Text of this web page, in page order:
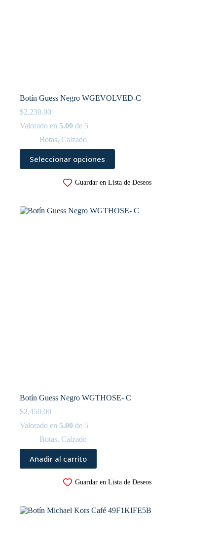
Botín Guess Negro WGEVOLVED-C
$2,230.00
Valorado en 5.00 de 5
Botas, Calzado
Seleccionar opciones
Este
producto
tiene
opciones
se
Guardar en Lista de Deseos
Botín Guess Negro WGTHOSE- C
$2,450.00
Valorado en 5.00 de 5
Botas, Calzado
Añadir al carrito
Guardar en Lista de Deseos